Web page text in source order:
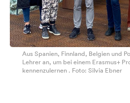
Aus Spanien, Finnland, Belgien und
Lehrer an, um bei einem Erasmus+
kennenzulernen . Foto: Silvia Ebner